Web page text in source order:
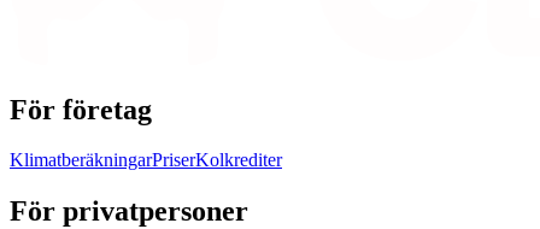
För företag
KlimatberäkningarPriserKolkrediter
För privatpersoner